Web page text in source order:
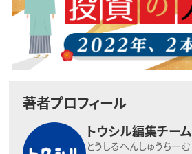
著者プロフィール
トウシル編集チーム
とうしるへんしゅうちーむ